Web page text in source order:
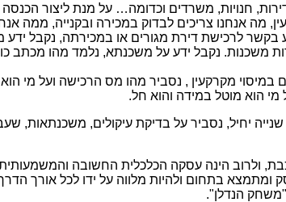
חנויות, משרדים וכדומה… על מנת ליצור
מה אנחנו צריכים לבדוק במכירה ובקנייה, ממה
לרכישת דירת מגורים או במכירתה, נקבל ידע מהן
משכנות. נקבל ידע על משכנתא, נלמד מהו מכתב
מקרקעין , נסביר מהו מס הרכישה ועל מי
מי הוא מוטל במידה והוא חל.
יחיל, נסביר על בדיקת עיקולים, משכנתאות,
ולרוב הינה עסקה הכלכלית החשובה
בתחום ולהיות מלווה על ידו לכל אורך
"משחק הנדלן".